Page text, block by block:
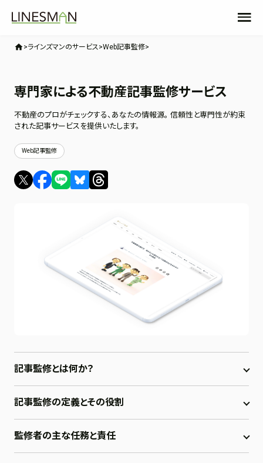
home ラインズマンのサービス Web記事監修
専門家による不動産記事監修サービス
不動産のプロがチェックする、あなたの情報源。 信頼性と専門性が約束
された記事サービスを提供いたします。
Web記事監修
記事監修とは何か？
記事監修の定義とその役割
監修者の主な任務と責任